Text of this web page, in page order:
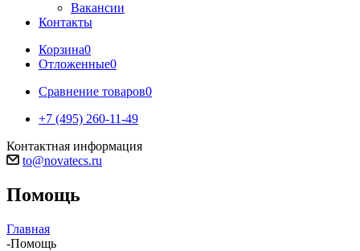
Вакансии
Контакты
Корзина0
Отложенные0
Сравнение товаров0
+7 (495) 260-11-49
Контактная информация
to@novatecs.ru
Помощь
Главная
-Помощь